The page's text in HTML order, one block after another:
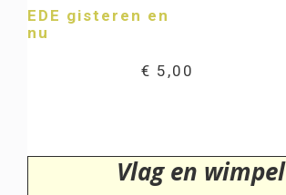
EDE gisteren en
nu
€ 5,00
Vlag en wimpel